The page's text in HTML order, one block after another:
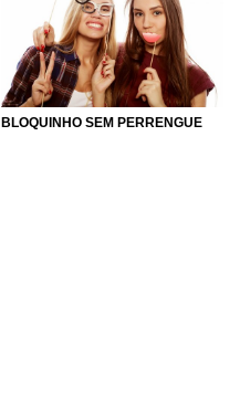
BLOQUINHO SEM PERRENGUE